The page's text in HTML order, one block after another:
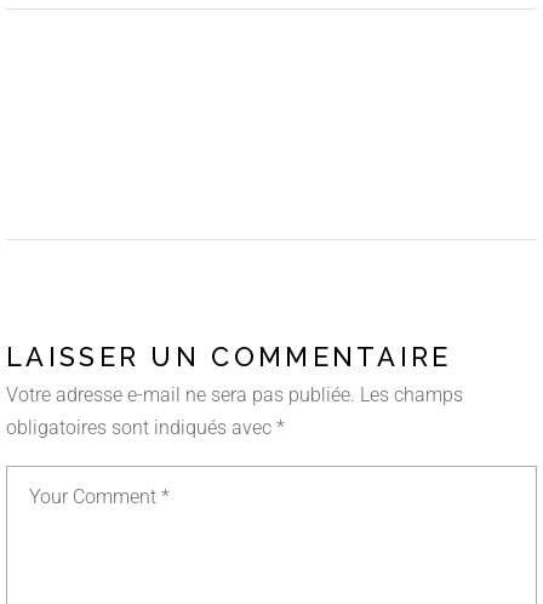
LAISSER UN COMMENTAIRE
Votre adresse e-mail ne sera pas publiée. Les champs
obligatoires sont indiqués avec *